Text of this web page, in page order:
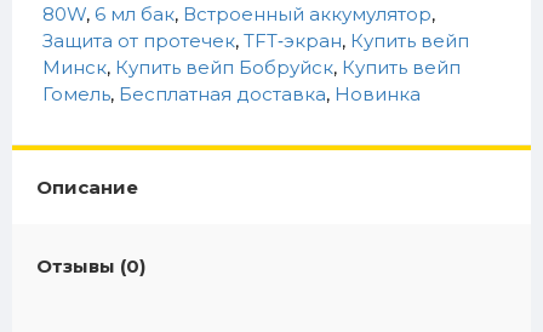
80W, 6 мл бак, Встроенный аккумулятор,
Защита от протечек, TFT‑экран, Купить вейп
Минск, Купить вейп Бобруйск, Купить вейп
Гомель, Бесплатная доставка, Новинка
Описание
Отзывы (0)